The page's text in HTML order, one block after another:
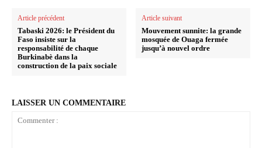
Article précédent
Tabaski 2026: le Président du
Faso insiste sur la
responsabilité de chaque
Burkinabè dans la
construction de la paix sociale
Article suivant
Mouvement sunnite: la grande
mosquée de Ouaga fermée
jusqu’à nouvel ordre
LAISSER UN COMMENTAIRE